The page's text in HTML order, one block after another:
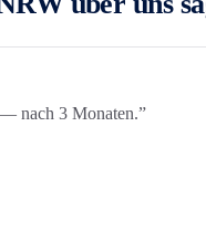
nach 3 Monaten.”